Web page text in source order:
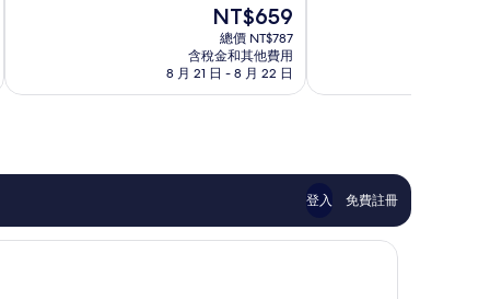
好，
論
現
在
價
格
為
NT$659
總價 NT$787
含稅金和其他費用
8 月 21 日 - 8 月 22 日
好，
論
登入 免費註冊